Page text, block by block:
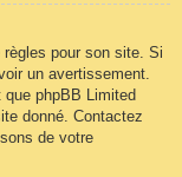
pour son site. Si
un avertissement.
que phpBB Limited
donné. Contactez
de votre